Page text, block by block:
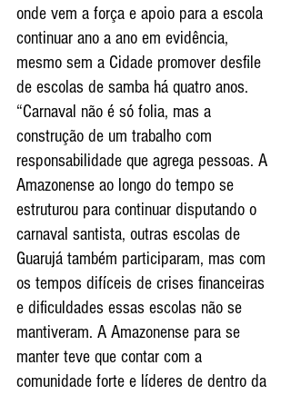
onde vem a força e apoio para a escola
continuar ano a ano em evidência,
mesmo sem a Cidade promover desfile
de escolas de samba há quatro anos.
“Carnaval não é só folia, mas a
construção de um trabalho com
responsabilidade que agrega pessoas. A
Amazonense ao longo do tempo se
estruturou para continuar disputando o
carnaval santista, outras escolas de
Guarujá também participaram, mas com
os tempos difíceis de crises financeiras
e dificuldades essas escolas não se
mantiveram. A Amazonense para se
manter teve que contar com a
comunidade forte e líderes de dentro da